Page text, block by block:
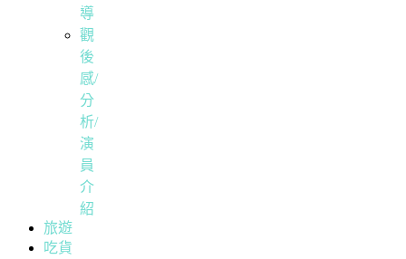
導
觀
後
感/
分
析/
演
員
介
紹
旅遊
吃貨